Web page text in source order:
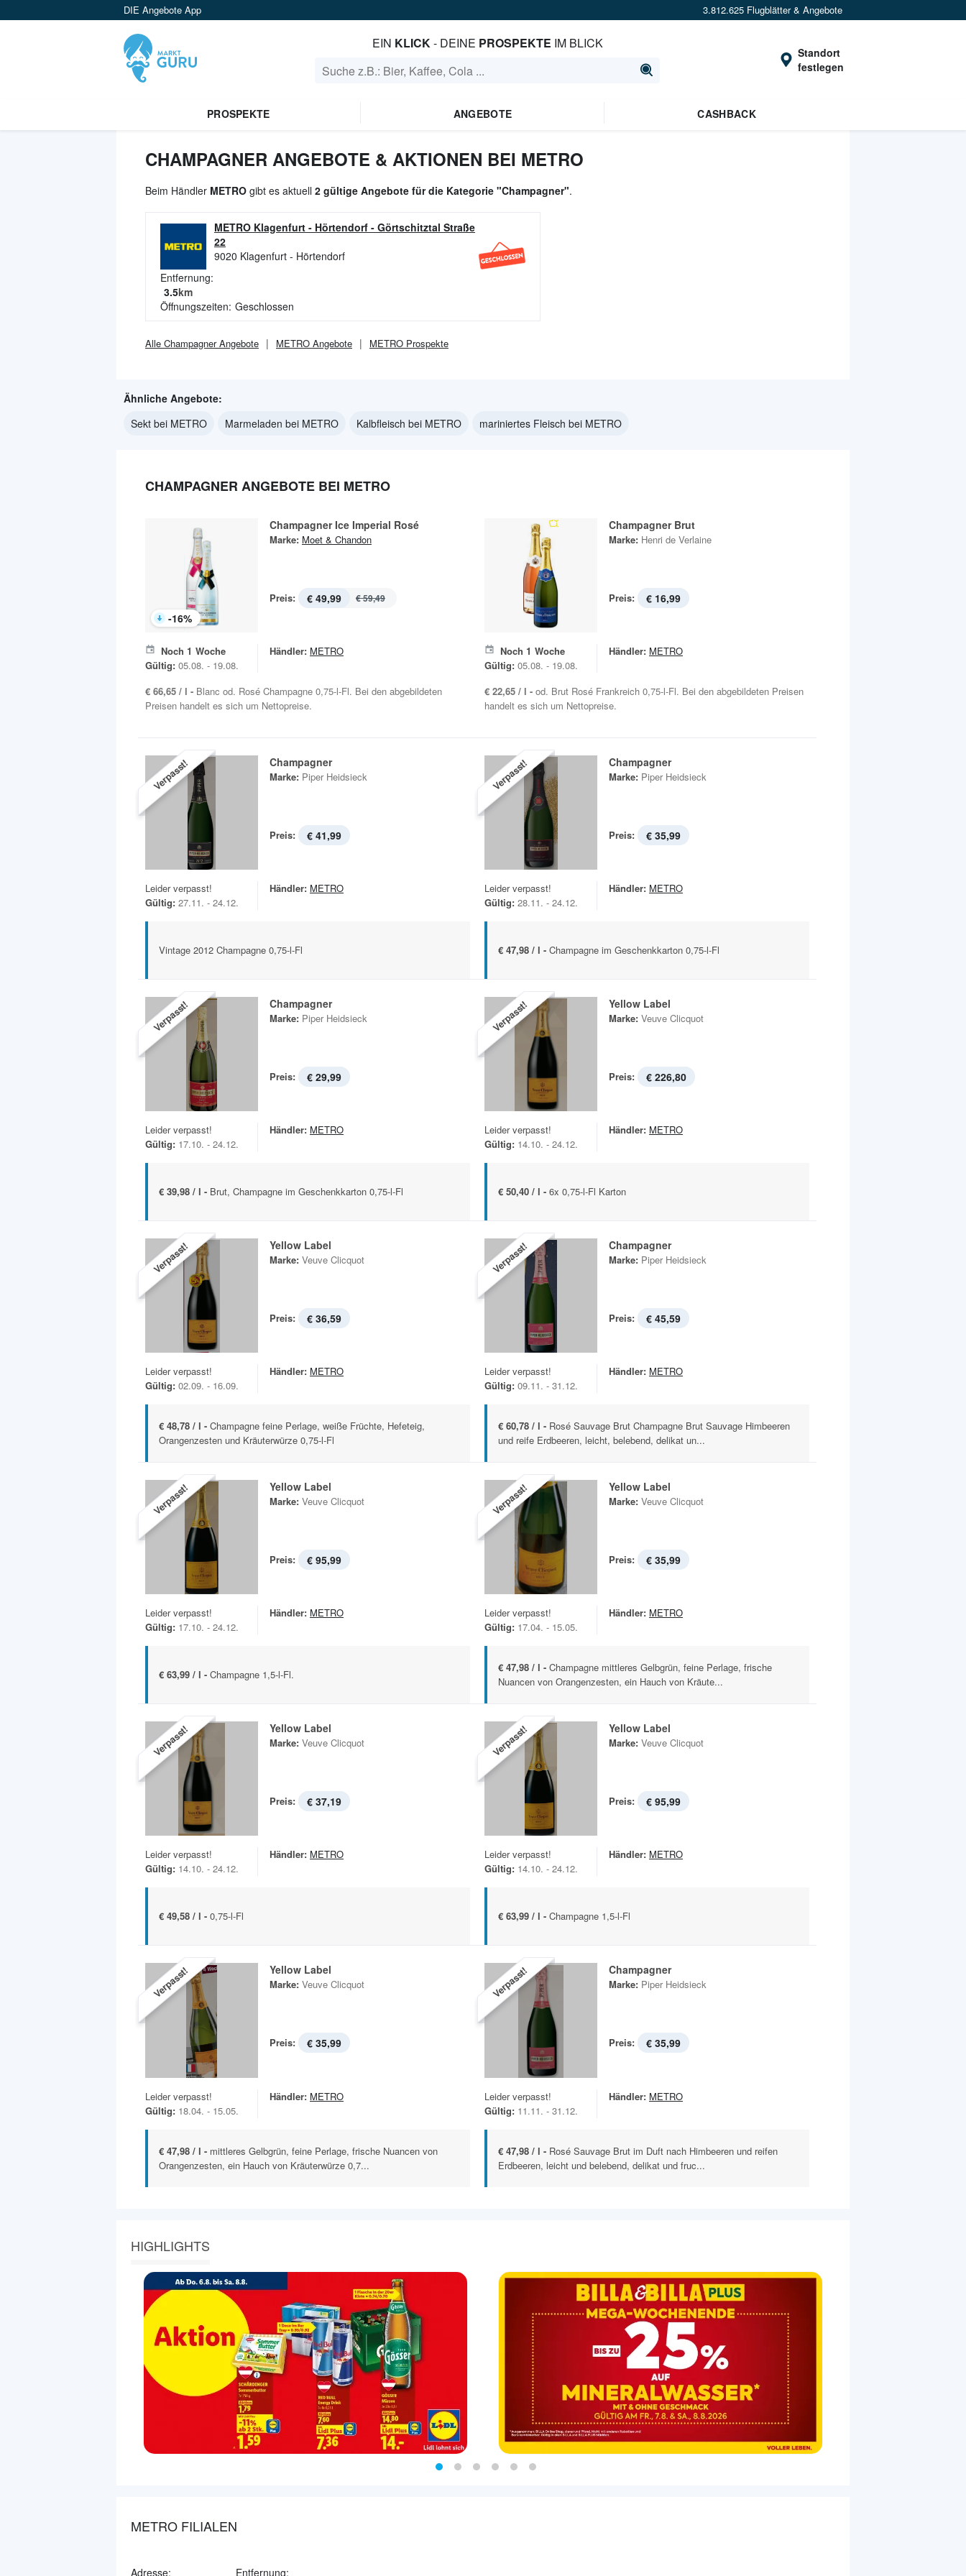
DIE Angebote App 3.812.625 Flugblätter & Angebote
EIN KLICK- DEINE PROSPEKTE IM BLICK
Standort
festlegen
PROSPEKTE ANGEBOTE CASHBACK
CHAMPAGNER ANGEBOTE & AKTIONEN BEI METRO
Beim Händler METRO gibt es aktuell 2 gültige Angebote für die Kategorie "Champagner".
METRO Klagenfurt - Hörtendorf - Görtschitztal Straße
22
9020 Klagenfurt - Hörtendorf
Entfernung:
3.5km
Öffnungszeiten: Geschlossen
Alle ChampagnerAngebote METRO Angebote METRO Prospekte
Ähnliche Angebote:
Sekt bei METRO
Marmeladen bei METRO Kalbfleisch bei METRO mariniertes Fleisch bei METRO
CHAMPAGNER ANGEBOTE BEI METRO
-16%
Champagner Ice Imperial Rosé
Marke: Moet & Chandon
Preis: € 49,99 € 59,49
Noch 1 Woche
Gültig: 05.08. - 19.08.
Händler: METRO
€ 66,65 / l - Blanc od. Rosé Champagne 0,75-l-Fl. Bei den abgebildeten
Preisen handelt es sich um Nettopreise.
Champagner Brut
Marke: Henri de Verlaine
Preis: € 16,99
Noch 1 Woche
Gültig: 05.08. - 19.08.
Händler: METRO
€ 22,65 / l - od. Brut Rosé Frankreich 0,75-l-Fl. Bei den abgebildeten Preisen
handelt es sich um Nettopreise.
Verpasst! Champagner
Marke: Piper Heidsieck
Preis: € 41,99
Leider verpasst!
Gültig: 27.11. - 24.12.
Händler: METRO
Vintage 2012 Champagne 0,75-l-Fl
Verpasst! Champagner
Marke: Piper Heidsieck
Preis: € 35,99
Leider verpasst!
Gültig: 28.11. - 24.12.
Händler: METRO
€ 47,98 / l - Champagne im Geschenkkarton 0,75-l-Fl
Verpasst! Champagner
Marke: Piper Heidsieck
Preis: € 29,99
Leider verpasst!
Gültig: 17.10. - 24.12.
Händler: METRO
€ 39,98 / l - Brut, Champagne im Geschenkkarton 0,75-l-Fl
Verpasst! Yellow Label
Marke: Veuve Clicquot
Preis: € 226,80
Leider verpasst!
Gültig: 14.10. - 24.12.
Händler: METRO
€ 50,40 / l - 6x 0,75-l-Fl Karton
Verpasst! Yellow Label
Marke: Veuve Clicquot
Preis: € 36,59
Leider verpasst!
Gültig: 02.09. - 16.09.
Händler: METRO
€ 48,78 / l - Champagne feine Perlage, weiße Früchte, Hefeteig,
Orangenzesten und Kräuterwürze 0,75-l-Fl
Verpasst! Champagner
Marke: Piper Heidsieck
Preis: € 45,59
Leider verpasst!
Gültig: 09.11. - 31.12.
Händler: METRO
€ 60,78 / l - Rosé Sauvage Brut Champagne Brut Sauvage Himbeeren
und reife Erdbeeren, leicht, belebend, delikat un...
Verpasst! Yellow Label
Marke: Veuve Clicquot
Preis: € 95,99
Leider verpasst!
Gültig: 17.10. - 24.12.
Händler: METRO
€ 63,99 / l - Champagne 1,5-l-Fl.
Verpasst! Yellow Label
Marke: Veuve Clicquot
Preis: € 35,99
Leider verpasst!
Gültig: 17.04. - 15.05.
Händler: METRO
€ 47,98 / l - Champagne mittleres Gelbgrün, feine Perlage, frische
Nuancen von Orangenzesten, ein Hauch von Kräute...
Verpasst! Yellow Label
Marke: Veuve Clicquot
Preis: € 37,19
Leider verpasst!
Gültig: 14.10. - 24.12.
Händler: METRO
€ 49,58 / l - 0,75-l-Fl
Verpasst! Yellow Label
Marke: Veuve Clicquot
Preis: € 95,99
Leider verpasst!
Gültig: 14.10. - 24.12.
Händler: METRO
€ 63,99 / l - Champagne 1,5-l-Fl
Verpasst! Yellow Label
Marke: Veuve Clicquot
Preis: € 35,99
Leider verpasst!
Gültig: 18.04. - 15.05.
Händler: METRO
€ 47,98 / l - mittleres Gelbgrün, feine Perlage, frische Nuancen von
Orangenzesten, ein Hauch von Kräuterwürze 0,7...
Verpasst! Champagner
Marke: Piper Heidsieck
Preis: € 35,99
Leider verpasst!
Gültig: 11.11. - 31.12.
Händler: METRO
€ 47,98 / l - Rosé Sauvage Brut im Duft nach Himbeeren und reifen
Erdbeeren, leicht und belebend, delikat und fruc...
HIGHLIGHTS
METRO FILIALEN
Adresse: Entfernung: